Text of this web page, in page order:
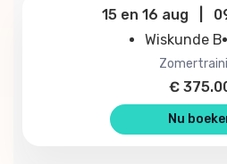
15 en 16 aug
Wiskunde B
€
Nu